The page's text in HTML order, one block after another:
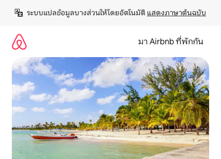
เนื้อหา
ระบบแปลข้อมูลบางส่วนให้โดยอัตโนมัติ แสดงภาษาต้นฉบับ
มา Airbnb ที่พักกัน